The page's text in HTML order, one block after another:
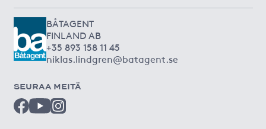
BÅTAGENT
FINLAND AB
+35 893 158 11 45
niklas.lindgren@batagent.se
SEURAA MEITÄ